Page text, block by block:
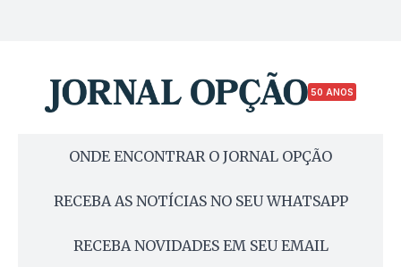
50 ANOS
ONDE ENCONTRAR O JORNAL OPÇÃO
RECEBA AS NOTÍCIAS NO SEU WHATSAPP
RECEBA NOVIDADES EM SEU EMAIL